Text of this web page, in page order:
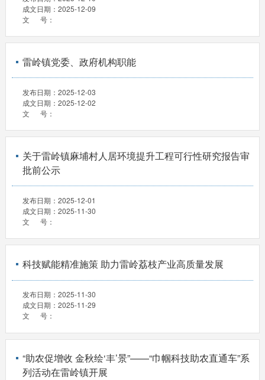
成文日期： 2025-12-09
文 号：
雷岭镇党委、政府机构职能
发布日期： 2025-12-03
成文日期： 2025-12-02
文 号：
关于雷岭镇麻埔村人居环境提升工程可行性研究报告审
批前公示
发布日期： 2025-12-01
成文日期： 2025-11-30
文 号：
科技赋能精准施策 助力雷岭荔枝产业高质量发展
发布日期： 2025-11-30
成文日期： 2025-11-29
文 号：
“助农促增收 金秋绘‘丰’景”——“巾帼科技助农直通车”系
列活动在雷岭镇开展